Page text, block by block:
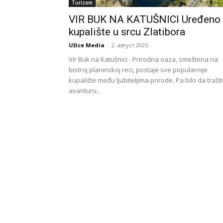
Turizam
VIR BUK NA KATUŠNICI Uređeno
kupalište u srcu Zlatibora
Užice Media - 2. август 2025.
Vir Buk na Katušnici - Prirodna oaza, smeštena na
bistroj planinskoj reci, postaje sve popularnije
kupalište među ljubiteljima prirode. Pa bilo da
avanturu...